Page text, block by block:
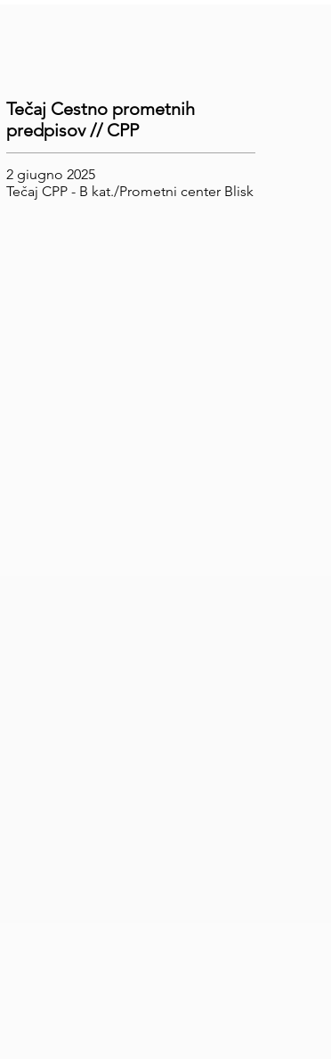
Tečaj Cestno prometnih
predpisov // CPP
2 giugno 2025
Tečaj CPP - B kat./Prometni center Blisk